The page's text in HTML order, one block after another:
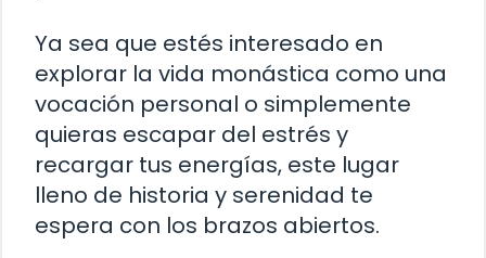
Ya sea que estés interesado en
explorar la vida monástica como una
vocación personal o simplemente
quieras escapar del estrés y
recargar tus energías, este lugar
lleno de historia y serenidad te
espera con los brazos abiertos.